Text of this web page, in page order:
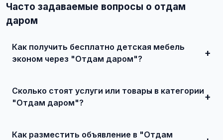
Часто задаваемые вопросы о отдам
даром
Как получить бесплатно детская мебель
эконом через "Отдам даром"?
и договоритесь о сделке.
Сколько стоят услуги или товары в категории
"Отдам даром"?
Как разместить объявление в "Отдам